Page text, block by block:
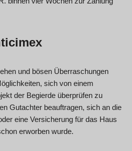
und bösen Überraschungen
sich von einem
der Begierde überprüfen zu
Gutachter beauftragen, sich an die
eine Versicherung für das Haus
erworben wurde.